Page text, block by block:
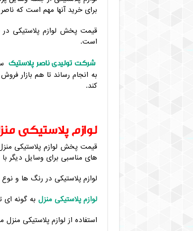
خرید گلدان پلاستیکی
خرید سطل زباله پدالی
برای خرید آنها مهم است که
قیمت پخش لوازم پلاستیکی در
است.
شرکت تولیدی ناصر پلاستیک
به انجام رساند تا هم بازار
کند.
لوازم پلاستیکی
قیمت پخش لوازم پلاستیکی
های مناسبی برای وسایل دیگر
لوازم پلاستیکی در رنگ ها و
لوازم پلاستیکی منزل به گونه ای
استفاده از لوازم پلاستیکی